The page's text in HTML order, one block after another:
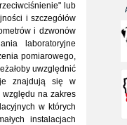
lub
i szczegółów
i dzwonów
laboratoryjne
pomiarowego,
uwzględnić
znajdują się w
względu na zakres
w których
instalacjach